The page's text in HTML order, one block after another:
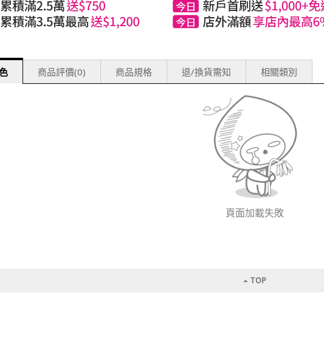
商品評價(0) 商品規格 退/換貨需知 相關類別
頁面加載失敗
TOP